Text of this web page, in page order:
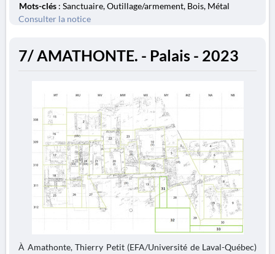
Mots-clés : Sanctuaire, Outillage/armement, Bois, Métal
Consulter la notice
7/ AMATHONTE. - Palais - 2023
À Amathonte, Thierry Petit (EFA/Université de Laval-Québec)